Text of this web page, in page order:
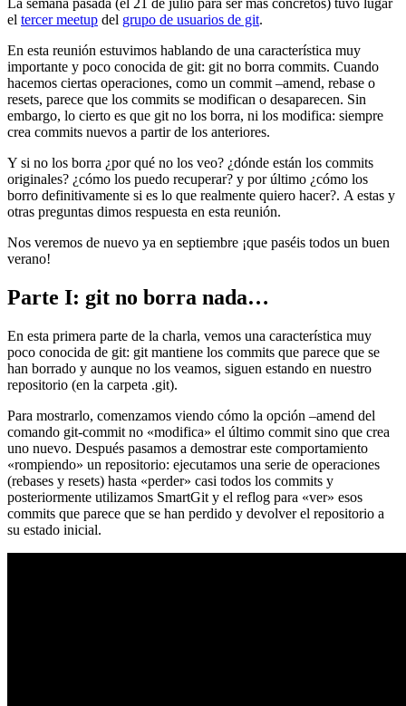
La semana pasada (el 21 de julio para ser más concretos) tuvo lugar
el tercer meetup del grupo de usuarios de git.
En esta reunión estuvimos hablando de una característica muy
importante y poco conocida de git: git no borra commits. Cuando
hacemos ciertas operaciones, como un commit –amend, rebase o
resets, parece que los commits se modifican o desaparecen. Sin
embargo, lo cierto es que git no los borra, ni los modifica: siempre
crea commits nuevos a partir de los anteriores.
Y si no los borra ¿por qué no los veo? ¿dónde están los commits
originales? ¿cómo los puedo recuperar? y por último ¿cómo los
borro definitivamente si es lo que realmente quiero hacer?. A estas y
otras preguntas dimos respuesta en esta reunión.
Nos veremos de nuevo ya en septiembre ¡que paséis todos un buen
verano!
Parte I: git no borra nada…
En esta primera parte de la charla, vemos una característica muy
poco conocida de git: git mantiene los commits que parece que se
han borrado y aunque no los veamos, siguen estando en nuestro
repositorio (en la carpeta .git).
Para mostrarlo, comenzamos viendo cómo la opción –amend del
comando git-commit no «modifica» el último commit sino que crea
uno nuevo. Después pasamos a demostrar este comportamiento
«rompiendo» un repositorio: ejecutamos una serie de operaciones
(rebases y resets) hasta «perder» casi todos los commits y
posteriormente utilizamos SmartGit y el reflog para «ver» esos
commits que parece que se han perdido y devolver el repositorio a
su estado inicial.